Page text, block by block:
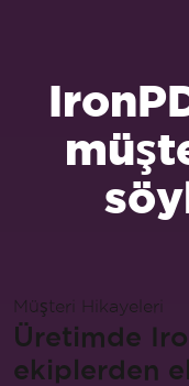
Müşteri Hikayeleri
Üretimde
ekiplerden